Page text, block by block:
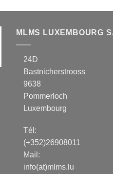
MLMS LUXEMBOURG
24D
Bastnicherstrooss
9638
Pommerloch
Luxembourg
Tél:
(+352)26908011
Mail:
info(at)mlms.lu